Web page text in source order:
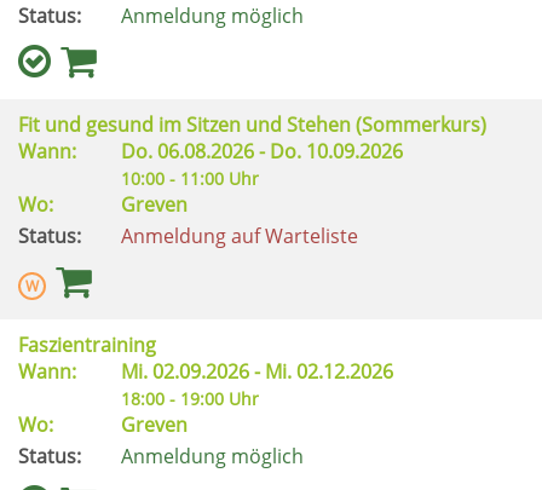
Status:
Anmeldung möglich
Fit und gesund im Sitzen und Stehen (Sommerkurs)
Wann:
Do.06.08.2026 -Do. 10.09.2026
10:00 - 11:00 Uhr
Wo:
Greven
Status:
Anmeldung auf Warteliste
Faszientraining
Wann:
Mi.02.09.2026 -Mi.02.12.2026
18:00 - 19:00 Uhr
Wo:
Greven
Status:
Anmeldung möglich